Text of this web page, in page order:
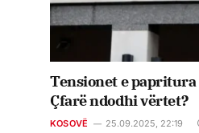
Tensionet e
Çfarë ndodhi vërtet?
KOSOVË 25.09.2025, 22:19